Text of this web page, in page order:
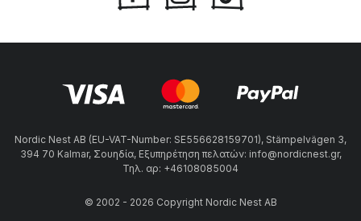
Nordic Nest AB (EU-VAT-Number: SE556628159701), Stämpelvägen 3,
394 70 Kalmar, Σουηδία, Εξυπηρέτηση πελατών: info@nordicnest.gr,
Τηλ. αρ: +46108085004
© 2002 - 2026 Copyright Nordic Nest AB